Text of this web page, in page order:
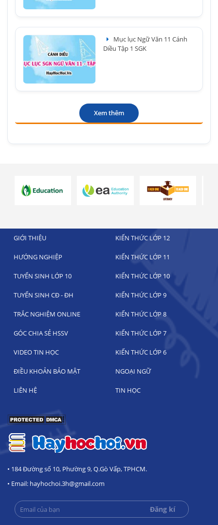
Mục lục Ngữ Văn 11 Cánh
Diều Tập 1 SGK
Xem thêm
GIỚI THIỆU KIẾN THỨC LỚP 12
HƯỚNG NGHIỆP KIẾN THỨC LỚP 11
TUYỂN SINH LỚP 10 KIẾN THỨC LỚP 10
TUYỂN SINH CĐ - ĐH KIẾN THỨC LỚP 9
TRẮC NGHIỆM ONLINE KIẾN THỨC LỚP 8
GÓC CHIA SẺ HSSV KIẾN THỨC LỚP 7
VIDEO TIN HỌC KIẾN THỨC LỚP 6
ĐIỀU KHOẢN BẢO MẬT NGOẠI NGỮ
LIÊN HỆ TIN HỌC
• 184 Đường số 10, Phường 9, Q.Gò Vấp, TPHCM.
• Email: hayhochoi.3h@gmail.com